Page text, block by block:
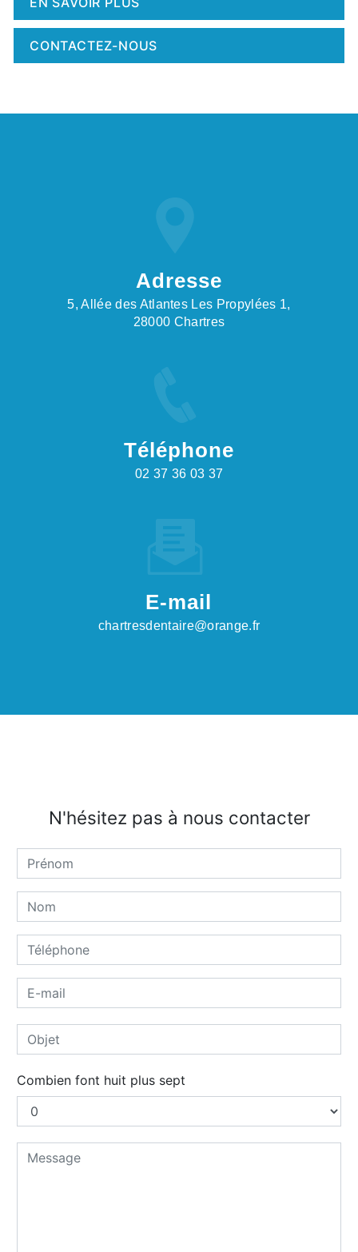
CONTACTEZ-NOUS
Adresse
5, Allée des Atlantes Les Propylées 1,
28000 Chartres
Téléphone
02 37 36 03 37
E-mail
chartresdentaire@orange.fr
N'hésitez pas à nous contacter
Combien font huit plus sept